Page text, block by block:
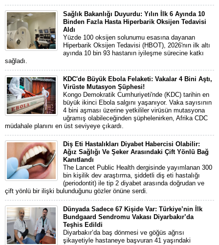
Sağlık Bakanlığı Duyurdu: Yılın İlk 6 Ayında 10
Binden Fazla Hasta Hiperbarik Oksijen Tedavisi
Aldı
Yüzde 100 oksijen solunumu esasına dayanan
Hiperbarik Oksijen Tedavisi (HBOT), 2026'nın ilk altı
ayında 10 bin 93 hastanın iyileşme sürecine katkı
sağladı.
KDC'de Büyük Ebola Felaketi: Vakalar 4 Bini Aştı,
Virüste Mutasyon Şüphesi!
Kongo Demokratik Cumhuriyeti'nde (KDC) tarihin en
büyük ikinci Ebola salgını yaşanıyor. Vaka sayısının
4 bini aşması üzerine yetkililer virüsün mutasyona
uğramış olabileceğinden şüphelenirken, Afrika CDC
müdahale planını en üst seviyeye çıkardı.
Diş Eti Hastalıkları Diyabet Habercisi Olabilir:
Ağız Sağlığı Ve Şeker Arasındaki Çift Yönlü Bağ
Kanıtlandı
The Lancet Public Health dergisinde yayımlanan 300
bin kişilik dev araştırma, şiddetli diş eti hastalığı
(periodontit) ile tip 2 diyabet arasında doğrudan ve
çift yönlü bir ilişki bulunduğunu gözler önüne serdi.
Dünyada Sadece 67 Kişide Var: Türkiye’nin İlk
Bundgaard Sendromu Vakası Diyarbakır’da
Teşhis Edildi
Diyarbakır’da baş dönmesi ve göğüs ağrısı
şikayetiyle hastaneye başvuran 41 yaşındaki